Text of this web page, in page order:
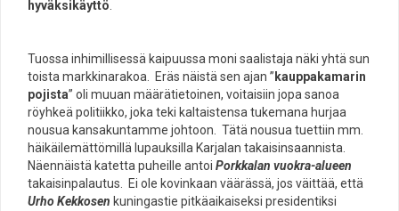
hyväksikäyttö
Tuossa inhimillisessä kaipuussa moni saalistaja näki yhtä sun
toista markkinarakoa. Eräs näistä sen ajan ” kauppakamarin
pojista” oli muuan määrätietoinen, voitaisiin jopa sanoa
röyhkeä politiikko, joka teki kaltaistensa tukemana hurjaa
nousua kansakuntamme johtoon. Tätä nousua tuettiin mm.
häikäilemättömillä lupauksilla Karjalan takaisinsaannista.
Näennäistä katetta puheille antoi Porkkalan vuokra-alueen
takaisinpalautus. Ei ole kovinkaan väärässä, jos väittää, että
Urho Kekkosen kuningastie pitkäaikaiseksi presidentiksi